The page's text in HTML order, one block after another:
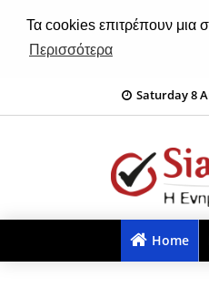
Τα cookies επιτρέπουν μια
Περισσότερα
Saturday 8
Αγίου Μανδηλίου Αγίου Δημητρίου
Home